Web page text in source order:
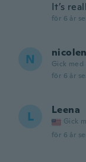
It’s
för 6 år
N Gick med
för 6 år
L Leena
Gick
för 6 år